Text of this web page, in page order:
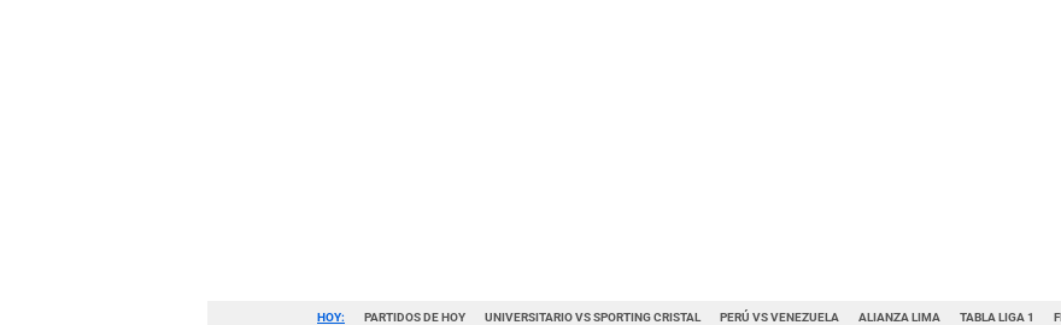
HOY: PARTIDOS DE HOY UNIVERSITARIO VS SPORTING CRISTAL PERÚ VS VENEZUELA ALIANZA LIMA TABLA LIGA 1